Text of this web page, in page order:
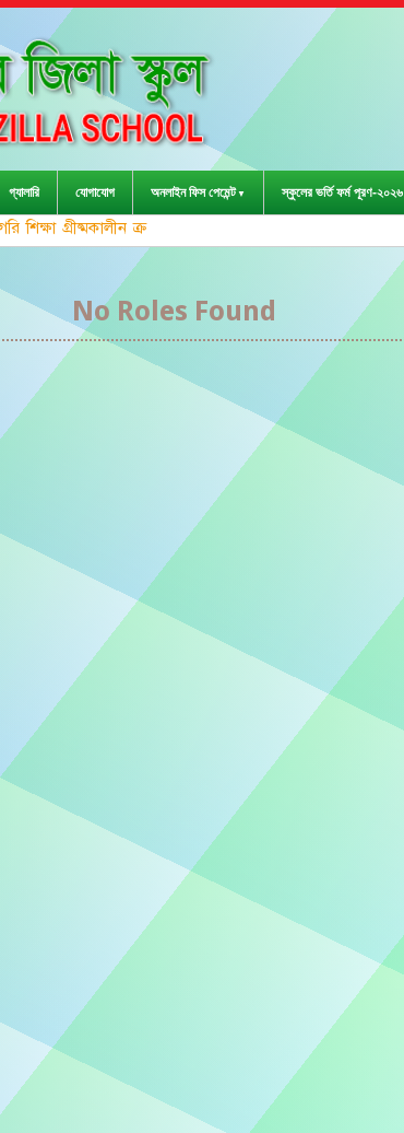
গ্যালারি যোগাযোগ অনলাইন ফিস পেমেন্ট স্কুলের ভর্তি ফর্ম পূরণ-২০২৬
গ্রীষ্মকালীন ক্রীড়া প্রতিযোগিতা-২০২৩ এ জেলা পর্যা
No Roles Found